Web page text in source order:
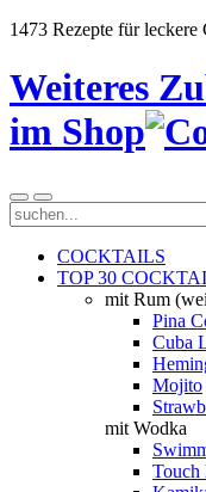
1473 Rezepte für leckere
Weiteres
im Shop
COCKTAILS
TOP 30
mit Rum
Pina
Cuba
Mojito
mit Wodka
Touch